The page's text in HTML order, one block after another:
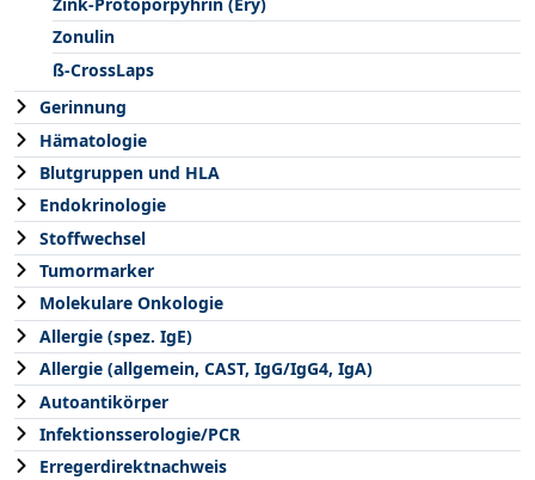
Zonulin
ß-CrossLaps
Gerinnung
Hämatologie
Blutgruppen und HLA
Endokrinologie
Stoffwechsel
Tumormarker
Molekulare Onkologie
Allergie (spez. IgE)
Allergie (allgemein, CAST, IgG/IgG4, IgA)
Autoantikörper
Infektionsserologie/PCR
Erregerdirektnachweis